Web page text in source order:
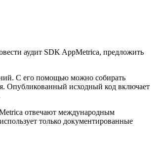
аудит SDK AppMetrica, предложить
С его помощью можно собирать
Опубликованный исходный код включает
отвечают международным
только документированные